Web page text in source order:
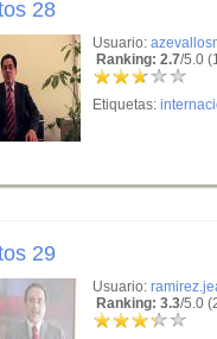
28
Usuario:
Ranking: 2.7/5.0
Etiquetas:
29
Usuario:
Ranking: 3.3/5.0